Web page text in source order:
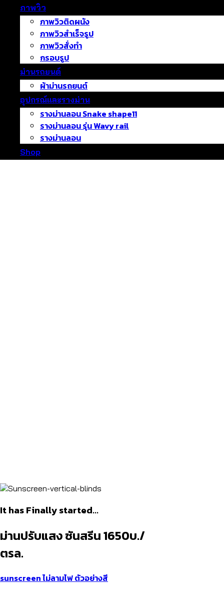
ภาพวิว
ภาพวิวติดผนัง
ภาพวิวสำเร็จรูป
ภาพวิวสั่งทำ
กรอบรูป
ม่านรถยนต์
ผ้าม่านรถยนต์
อุปกรณ์และรางม่าน
รางม่านลอน Snake shape11
รางม่านลอน รุ่น Wavy rail
รางม่านลอน
Shop
It has Finally started…
ม่านปรับแสง ซันสรีน 1650บ./
ตรล.
sunscreenไม่ลามไฟตัวอย่างสี